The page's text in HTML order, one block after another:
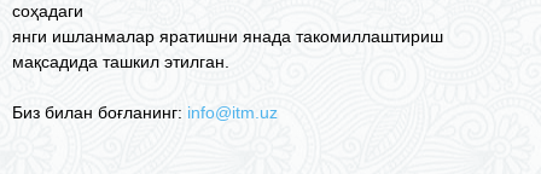
соҳадаги
янги ишланмалар яратишни янада такомиллаштириш
мақсадида ташкил этилган.
Биз билан боғланинг: info@itm.uz